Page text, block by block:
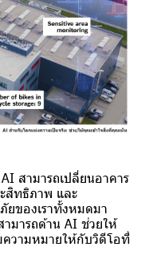
สามารถเปลี่ยนอาคาร
สิทธิภาพ และ
ของเราทั้งหมดมา
มารถด้าน AI ช่วยให้
ความหมายให้กับวิดีโอที่